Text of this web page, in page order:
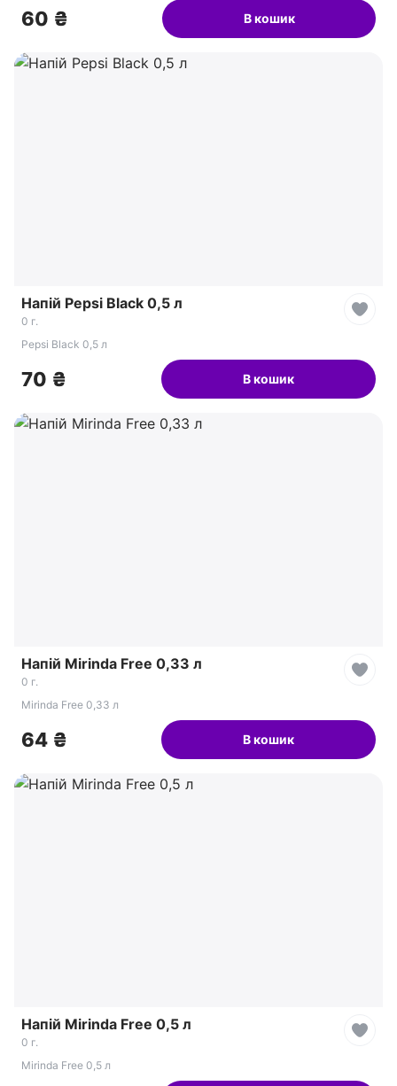
60 ₴ В кошик
Напій Pepsi Black 0,5 л
0 г.
Pepsi Black 0,5 л
70 ₴ В кошик
Напій Mirinda Free 0,33 л
0 г.
Mirinda Free 0,33 л
64 ₴ В кошик
Напій Mirinda Free 0,5 л
0 г.
Mirinda Free 0,5 л